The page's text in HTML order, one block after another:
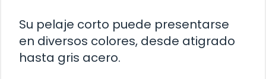
Su pelaje corto puede presentarse
en diversos colores, desde atigrado
hasta gris acero.